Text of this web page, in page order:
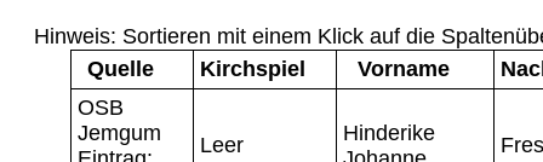
Hinweis: Sortieren mit einem Klick auf die
Quelle
Kirchspiel Vorname
OSB
Jemgum
Leer
Hinderike